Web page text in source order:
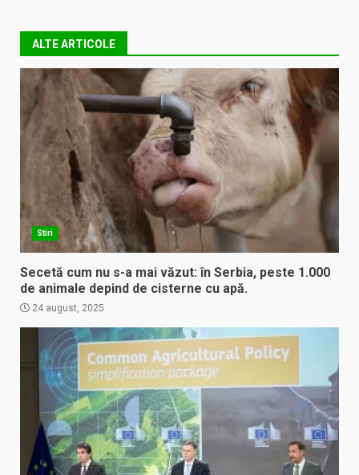
ALTE ARTICOLE
Stiri
Secetă cum nu s-a mai văzut: în Serbia, peste 1.000
de animale depind de cisterne cu apă.
24 august, 2025